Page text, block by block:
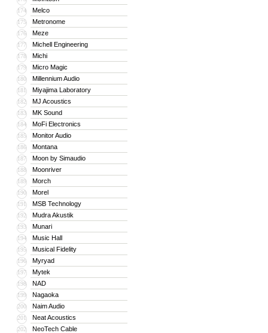
174 Melco
175 Metronome
176 Meze
177 Michell Engineering
178 Michi
179 Micro Magic
180 Millennium Audio
181 Miyajima Laboratory
182 MJ Acoustics
183 MK Sound
184 MoFi Electronics
185 Monitor Audio
186 Montana
187 Moon by Simaudio
188 Moonriver
189 Morch
190 Morel
191 MSB Technology
192 Mudra Akustik
193 Munari
194 Music Hall
195 Musical Fidelity
196 Myryad
197 Mytek
198 NAD
199 Nagaoka
200 Naim Audio
201 Neat Acoustics
202 NeoTech Cable